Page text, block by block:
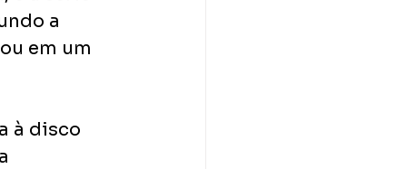
a
em um
à disco